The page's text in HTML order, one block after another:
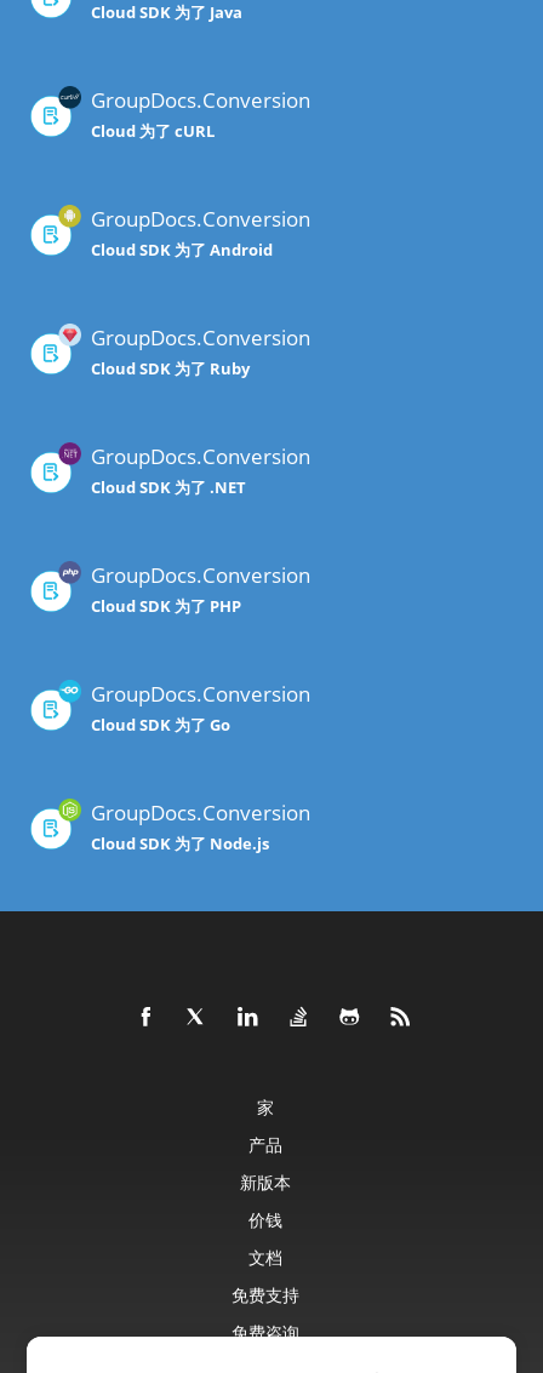
Cloud SDK 为了 Java
GroupDocs.Conversion
Cloud 为了 cURL
GroupDocs.Conversion
Cloud SDK 为了 Android
GroupDocs.Conversion
Cloud SDK 为了 Ruby
GroupDocs.Conversion
Cloud SDK 为了 .NET
GroupDocs.Conversion
Cloud SDK 为了 PHP
GroupDocs.Conversion
Cloud SDK 为了 Go
GroupDocs.Conversion
Cloud SDK 为了 Node.js
家
产品
新版本
价钱
文档
免费支持
免费咨询